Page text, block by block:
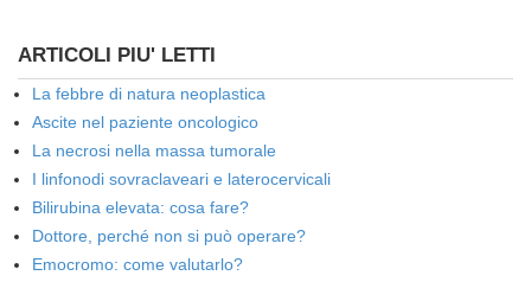
ARTICOLI PIU' LETTI
La febbre di natura neoplastica
Ascite nel paziente oncologico
La necrosi nella massa tumorale
I linfonodi sovraclaveari e laterocervicali
Bilirubina elevata: cosa fare?
Dottore, perché non si può operare?
Emocromo: come valutarlo?